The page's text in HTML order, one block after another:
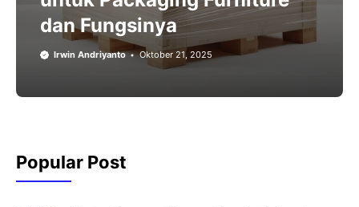
dan Fungsinya
Irwin Andriyanto Oktober 21, 2025
Popular Post